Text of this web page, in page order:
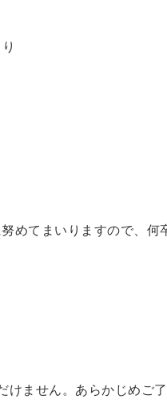
めてまいりますので、何
ません。あらかじめご了